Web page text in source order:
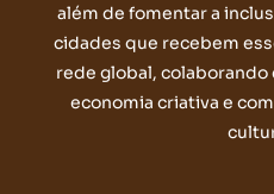
além de fomentar a
cidades que recebem
rede global,
economia criativa e